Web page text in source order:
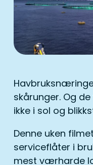
skårunger. Og
ikke i sol og
Denne uken
serviceflåter i
mest værharde